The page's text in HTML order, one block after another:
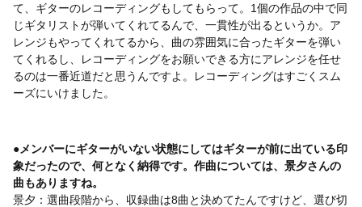
て、ギターのレコーディングもしてもらって。1個の作品の中で同
じギタリストが弾いてくれてるんで、一貫性が出るというか。ア
レンジもやってくれてるから、曲の雰囲気に合ったギターを弾い
てくれるし、レコーディングをお願いできる方にアレンジを任せ
るのは一番近道だと思うんですよ。レコーディングはすごくスム
ーズにいけました。
●メンバーにギターがいない状態にしてはギターが前に出ている印
象だったので、何となく納得です。作曲については、景夕さんの
曲もありますね。
景夕：選曲段階から、収録曲は8曲と決めてたんですけど、選び切